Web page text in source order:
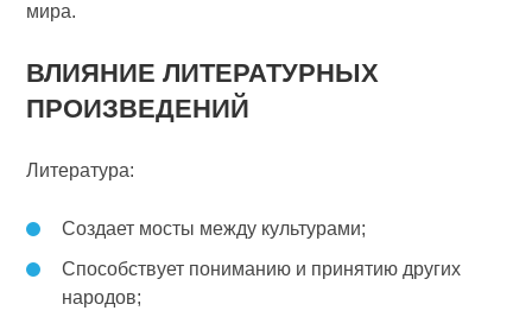
мира.
ВЛИЯНИЕ ЛИТЕРАТУРНЫХ
ПРОИЗВЕДЕНИЙ
Литература:
Создает мосты между культурами;
Способствует пониманию и принятию других
народов;